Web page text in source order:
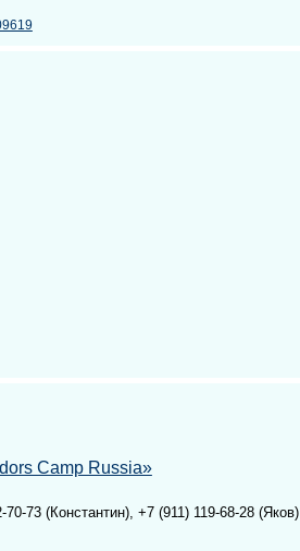
Camp Russia»
73 (Константин), +7 (911) 119-68-28 (Яков)